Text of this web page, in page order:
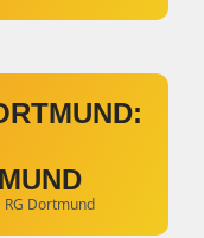
RG Dortmund